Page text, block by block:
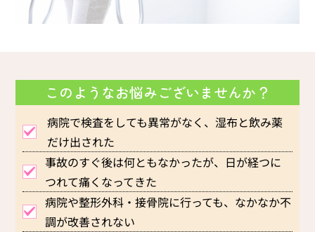
このようなお悩みございませんか？
病院で検査をしても異常がなく、湿布と飲み薬
だけ出された
事故のすぐ後は何ともなかったが、日が経つに
つれて痛くなってきた
病院や整形外科・接骨院に行っても、なかなか不
調が改善されない